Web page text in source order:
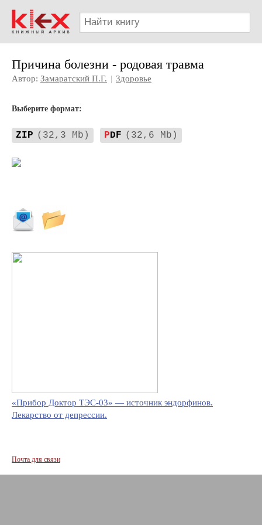
Причина болезни - родовая травма
Автор: Замаратский П.Г. | Здоровье
Выберите формат:
ZIP (32,3 Mb) PDF (32,6 Mb)
«Прибор Доктор ТЭС-03» — источник эндорфинов.
Лекарство от депрессии.
Почта для связи